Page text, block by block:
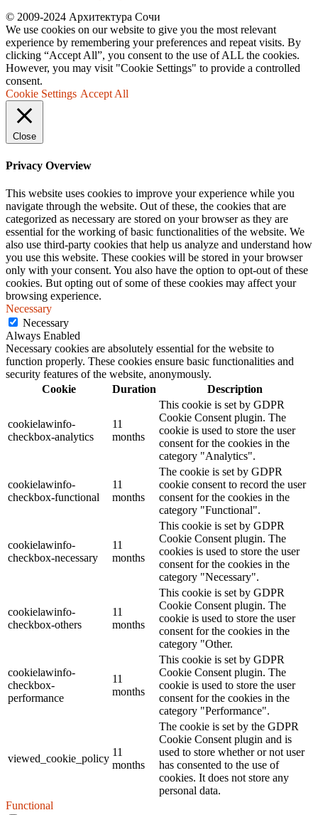
© 2009-2024 Архитектура Сочи
We use cookies on our website to give you the most relevant
experience by remembering your preferences and repeat visits. By
clicking “Accept All”, you consent to the use of ALL the cookies.
However, you may visit "Cookie Settings" to provide a controlled
consent.
Cookie Settings Accept All
Close
Privacy Overview
This website uses cookies to improve your experience while you
navigate through the website. Out of these, the cookies that are
categorized as necessary are stored on your browser as they are
essential for the working of basic functionalities of the website. We
also use third-party cookies that help us analyze and understand how
you use this website. These cookies will be stored in your browser
only with your consent. You also have the option to opt-out of these
cookies. But opting out of some of these cookies may affect your
browsing experience.
Necessary
Necessary
Always Enabled
Necessary cookies are absolutely essential for the website to
function properly. These cookies ensure basic functionalities and
security features of the website, anonymously.
Cookie
Duration Description
cookielawinfo-
checkbox-analytics
11
months
This cookie is set by GDPR
Cookie Consent plugin. The
cookie is used to store the user
consent for the cookies in the
category "Analytics".
cookielawinfo-
checkbox-functional
11
months
The cookie is set by GDPR
cookie consent to record the user
consent for the cookies in the
category "Functional".
cookielawinfo-
checkbox-necessary
11
months
This cookie is set by GDPR
Cookie Consent plugin. The
cookies is used to store the user
consent for the cookies in the
category "Necessary".
cookielawinfo-
checkbox-others
11
months
This cookie is set by GDPR
Cookie Consent plugin. The
cookie is used to store the user
consent for the cookies in the
category "Other.
cookielawinfo-
checkbox-
performance
11
months
This cookie is set by GDPR
Cookie Consent plugin. The
cookie is used to store the user
consent for the cookies in the
category "Performance".
viewed_cookie_policy
11
months
The cookie is set by the GDPR
Cookie Consent plugin and is
used to store whether or not user
has consented to the use of
cookies. It does not store any
personal data.
Functional